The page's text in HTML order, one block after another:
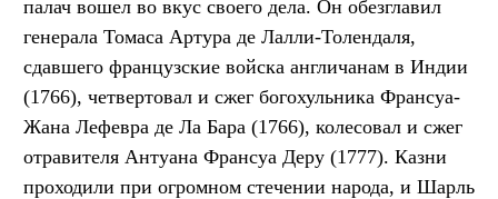
палач вошел во вкус своего дела. Он обезглавил
генерала Томаса Артура де Лалли-Толендаля,
сдавшего французские войска англичанам в Индии
(1766), четвертовал и сжег богохульника Франсуа-
Жана Лефевра де Ла Бара (1766), колесовал и сжег
отравителя Антуана Франсуа Деру (1777). Казни
проходили при огромном стечении народа, и Шарль